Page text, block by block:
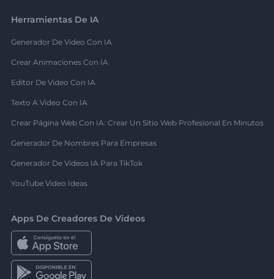
Herramientas De IA
Generador De Video Con IA
Crear Animaciones Con IA
Editor De Video Con IA
Texto A Video Con IA
Crear Página Web Con IA: Crear Un Sitio Web Profesional En Minutos
Generador De Nombres Para Empresas
Generador De Videos IA Para TikTok
YouTube Video Ideas
Apps De Creadores De Videos